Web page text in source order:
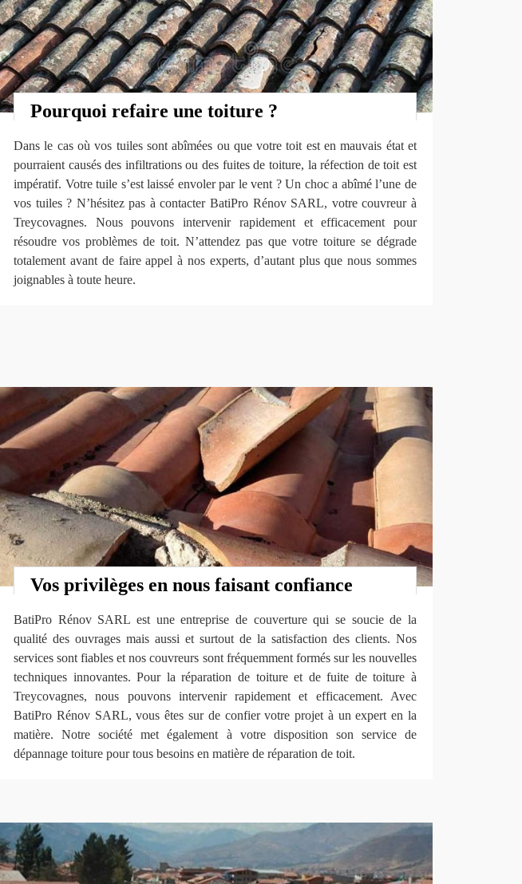
Pourquoi refaire une toiture ?
Dans le cas où vos tuiles sont abîmées ou que votre toit est en mauvais état et
pourraient causés des infiltrations ou des fuites de toiture, la réfection de toit est
impératif. Votre tuile s’est laissé envoler par le vent ? Un choc a abîmé l’une de
vos tuiles ? N’hésitez pas à contacter BatiPro Rénov SARL, votre couvreur à
Treycovagnes. Nous pouvons intervenir rapidement et efficacement pour
résoudre vos problèmes de toit. N’attendez pas que votre toiture se dégrade
totalement avant de faire appel à nos experts, d’autant plus que nous sommes
joignables à toute heure.
Vos privilèges en nous faisant confiance
BatiPro Rénov SARL est une entreprise de couverture qui se soucie de la
qualité des ouvrages mais aussi et surtout de la satisfaction des clients. Nos
services sont fiables et nos couvreurs sont fréquemment formés sur les nouvelles
techniques innovantes. Pour la réparation de toiture et de fuite de toiture à
Treycovagnes, nous pouvons intervenir rapidement et efficacement. Avec
BatiPro Rénov SARL, vous êtes sur de confier votre projet à un expert en la
matière. Notre société met également à votre disposition son service de
dépannage toiture pour tous besoins en matière de réparation de toit.